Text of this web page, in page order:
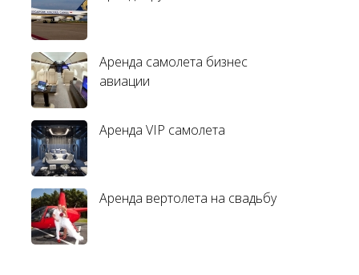
Аренда самолета бизнес
авиации
Аренда VIP самолета
Аренда вертолета на свадьбу